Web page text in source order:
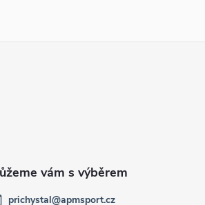
prichystal@apmsport.cz